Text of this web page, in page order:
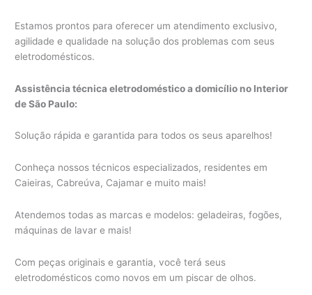
Estamos prontos para oferecer um atendimento exclusivo,
agilidade e qualidade na solução dos problemas com seus
eletrodomésticos.
Assistência técnica eletrodoméstico a domicílio no Interior
de São Paulo:
Solução rápida e garantida para todos os seus aparelhos!
Conheça nossos técnicos especializados, residentes em
Caieiras, Cabreúva, Cajamar e muito mais!
Atendemos todas as marcas e modelos: geladeiras, fogões,
máquinas de lavar e mais!
Com peças originais e garantia, você terá seus
eletrodomésticos como novos em um piscar de olhos.